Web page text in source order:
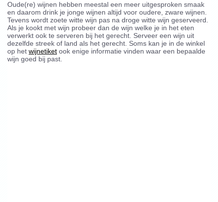
Oude(re) wijnen hebben meestal een meer uitgesproken smaak
en daarom drink je jonge wijnen altijd voor oudere, zware wijnen.
Tevens wordt zoete witte wijn pas na droge witte wijn geserveerd.
Als je kookt met wijn probeer dan de wijn welke je in het eten
verwerkt ook te serveren bij het gerecht. Serveer een wijn uit
dezelfde streek of land als het gerecht. Soms kan je in de winkel
op het wijnetiket ook enige informatie vinden waar een bepaalde
wijn goed bij past.